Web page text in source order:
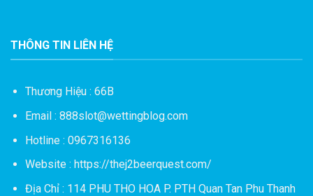
THÔNG TIN LIÊN HỆ
Thương Hiệu : 66B
Email : 888slot@wettingblog.com
Hotline : 0967316136
Website : https://thej2beerquest.com/
Địa Chỉ : 114 PHU THO HOA P. PTH Quan Tan Phu Thanh